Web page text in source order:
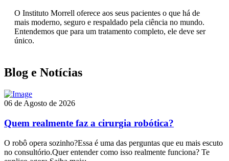
O Instituto Morrell oferece aos seus pacientes o que há de
mais moderno, seguro e respaldado pela ciência no mundo.
Entendemos que para um tratamento completo, ele deve ser
único.
Blog e Notícias
06 de Agosto de 2026
Quem realmente faz a cirurgia robótica?
O robô opera sozinho?Essa é uma das perguntas que eu mais escuto
no consultório.Quer entender como isso realmente funciona? Te